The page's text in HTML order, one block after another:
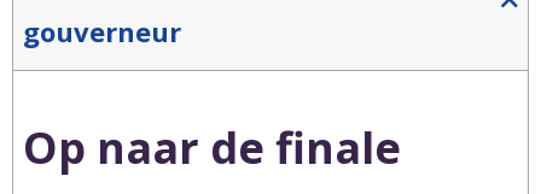
gouverneur
Op naar de finale